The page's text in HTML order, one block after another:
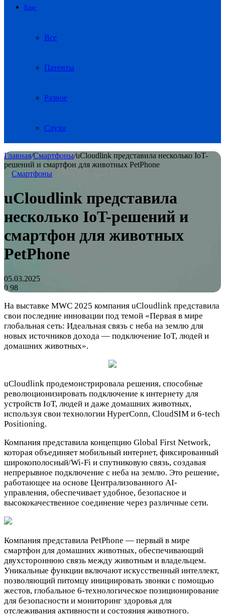
Еще
Все
Патенты
Разное
Слухи
Главная/Смартфоны/uCloudlink представила несколько IoT-
решений и смартфон для животных PetPhone
Смартфоны
uCloudlink представила
несколько IoT-решений и
смартфон для животных
PetPhone
05.03.2025
0 98
На выставке MWC 2025 компания uCloudlink представила
свои последние инновации под темой «Первая в мире
глобальная сеть: Идеальная связь с неба на землю для
новых источников дохода — подключение IoT, людей и
домашних животных».
uCloudlink продемонстрировала решения, способные
революционизировать подключение к интернету для
устройств IoT, людей и даже домашних животных,
используя свои технологии HyperConn, CloudSIM и 6-tech
Positioning.
Компания представила концепцию Global First Network,
которая объединяет мобильный интернет, фиксированный
широкополосный/Wi-Fi и спутниковую связь, создавая
непрерывное подключение с неба на землю. Это решение,
работающее на основе Централизованного AI-
управления, обеспечивает удобное, безопасное и
высококачественное соединение через различные сети.
Компания представила PetPhone — первый в мире
смартфон для домашних животных, обеспечивающий
двухстороннюю связь между животным и владельцем.
Уникальные функции включают искусственный интеллект,
позволяющий питомцу инициировать звонки с помощью
жестов, глобальное 6-технологическое позиционирование
для безопасности и мониторинг здоровья для
отслеживания активности и состояния животного.